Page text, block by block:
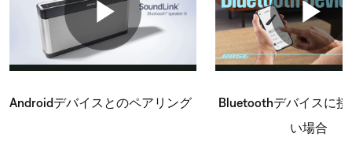
Androidデバイスとのペアリング
Bluetoothデバイスに
い場合